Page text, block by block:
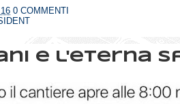
0 COMMENTI
e l'eterna